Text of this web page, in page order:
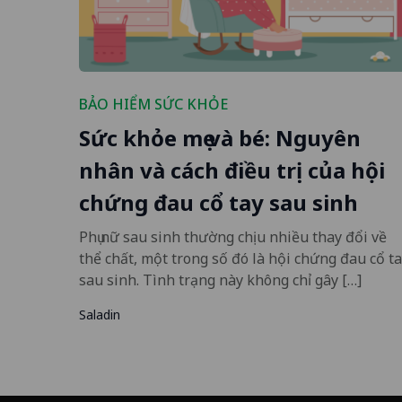
BẢO HIỂM SỨC KHỎE
Sức khỏe mẹ và bé: Nguyên
nhân và cách điều trị của hội
chứng đau cổ tay sau sinh
Phụ nữ sau sinh thường chịu nhiều thay đổi về
thể chất, một trong số đó là hội chứng đau cổ
sau sinh. Tình trạng này không chỉ gây […]
Saladin